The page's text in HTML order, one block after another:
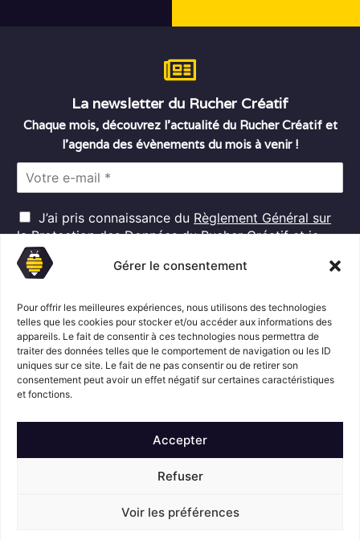
Gérer le consentement
Pour offrir les meilleures expériences, nous utilisons des technologies
telles que les cookies pour stocker et/ou accéder aux informations des
appareils. Le fait de consentir à ces technologies nous permettra de
traiter des données telles que le comportement de navigation ou les ID
uniques sur ce site. Le fait de ne pas consentir ou de retirer son
consentement peut avoir un effet négatif sur certaines caractéristiques
et fonctions.
Accepter
Refuser
Voir les préférences
La newsletter du Rucher Créatif
Chaque mois, découvrez l’actualité du Rucher Créatif et
l’agenda des évènements du mois à venir !
l
*
R
G
D
P
J’ai pris connaissance du Règlement Général sur
la Protection des Donnéesdu Rucher Créatif et je
consens au traitement de mes données personnelles
dans ces conditions.*
S'abonner
Suivez l'actualité du Rucher créatif
Mentions légales